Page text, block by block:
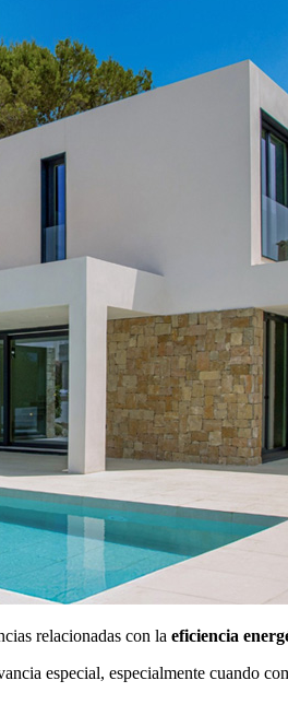
relacionadas con la eficiencia
especial, especialmente cuando